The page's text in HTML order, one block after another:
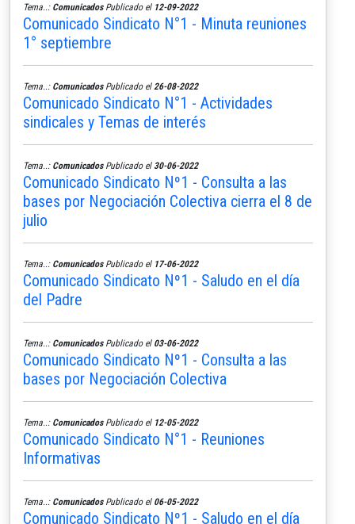
Tema..: ComunicadosPublicado el 12-09-2022
Comunicado Sindicato N°1 - Minuta reuniones
1° septiembre
Tema..: ComunicadosPublicado el 26-08-2022
Comunicado Sindicato N°1 - Actividades
sindicales y Temas de interés
Tema..: ComunicadosPublicado el 30-06-2022
Comunicado Sindicato Nº1 - Consulta a las
bases por Negociación Colectiva cierra el 8 de
julio
Tema..: ComunicadosPublicado el 17-06-2022
Comunicado Sindicato Nº1 - Saludo en el día
del Padre
Tema..: ComunicadosPublicado el 03-06-2022
Comunicado Sindicato Nº1 - Consulta a las
bases por Negociación Colectiva
Tema..: ComunicadosPublicado el 12-05-2022
Comunicado Sindicato N°1 - Reuniones
Informativas
Tema..: ComunicadosPublicado el 06-05-2022
Comunicado Sindicato Nº1 - Saludo en el día